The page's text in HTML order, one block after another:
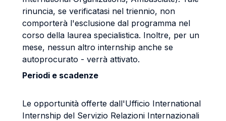
rinuncia, se verificatasi nel triennio, non
comporterà l'esclusione dal programma nel
corso della laurea specialistica. Inoltre, per un
mese, nessun altro internship anche se
autoprocurato - verrà attivato.
Periodi e scadenze
Le opportunità offerte dall'Ufficio International
Internship del Servizio Relazioni Internazionali